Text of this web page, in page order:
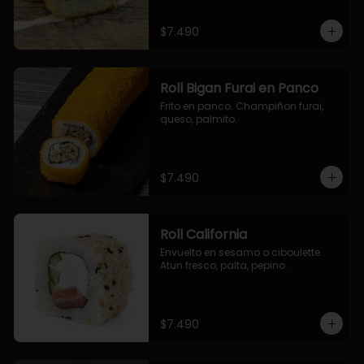
$7.490
Roll Bigan Furai en Panco
Frito en panco. Champiñon furai,
queso, palmito.
$7.490
Roll California
Envuelto en sesamo o ciboulette.
Atun fresco, palta, pepino.
$7.490